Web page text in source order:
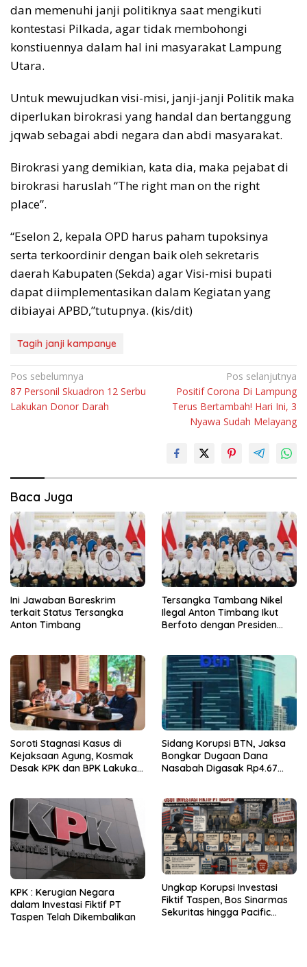
dan memenuhi janji politiknya saat mengikuti
kontestasi Pilkada, agar tidak membohongi
konstiuennya dalam hal ini masyarakat Lampung
Utara.
Untuk mewujudkan visi-misi, janji-janji Politik maka
diperlukan birokrasi yang handal dan bertanggung
jqwab sebagai abdi negara dan abdi masyarakat.
Birokrasi yang demikian, kata dia, maka pejabat di
birokrasi haruslah “The right man on the right
place”.
“Eselon 2, kepala OPD harus paham tupoksinya
serta terkoordinir dengan baik oleh sekretaris
daerah Kabupaten (Sekda) agar Visi-misi bupati
dapat diimplementasikan dalam Kegiatan yang
dibiayai APBD,”tutupnya. (kis/dit)
Tagih janji kampanye
Navigasi
pos
Pos sebelumnya
87 Personil Skuadron 12 Serbu
Lakukan Donor Darah
Pos selanjutnya
Positif Corona Di Lampung
Terus Bertambah! Hari Ini, 3
Nyawa Sudah Melayang
Baca Juga
Ini Jawaban Bareskrim
terkait Status Tersangka
Anton Timbang
Tersangka Tambang Nikel
Ilegal Anton Timbang Ikut
Berfoto dengan Presiden
Soroti Stagnasi Kasus di
Kejaksaan Agung, Kosmak
Desak KPK dan BPK Lakukan
Sidang Korupsi BTN, Jaksa
Bongkar Dugaan Dana
Nasabah Digasak Rp4.67
KPK : Kerugian Negara
dalam Investasi Fiktif PT
Taspen Telah Dikembalikan
Ungkap Korupsi Investasi
Fiktif Taspen, Bos Sinarmas
Sekuritas hingga Pacific